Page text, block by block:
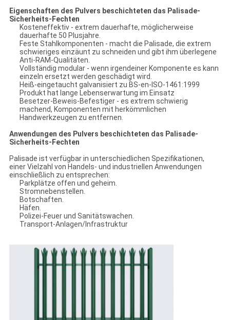
Eigenschaften des Pulvers beschichteten das Palisade-
Sicherheits-Fechten
Kosteneffektiv - extrem dauerhafte, möglicherweise
dauerhafte 50 Plusjahre.
Feste Stahlkomponenten - macht die Palisade, die extrem
schwieriges einzäunt zu schneiden und gibt ihm überlegene
Anti-RAM-Qualitäten.
Vollständig modular - wenn irgendeiner Komponente es kann
einzeln ersetzt werden geschädigt wird.
Heiß-eingetaucht galvanisiert zu BS-en-ISO-1461:1999
Produkt hat lange Lebenserwartung im Einsatz
Besetzer-Beweis-Befestiger - es extrem schwierig
machend, Komponenten mit herkömmlichen
Handwerkzeugen zu entfernen.
Anwendungen des Pulvers beschichteten das Palisade-
Sicherheits-Fechten
Palisade ist verfügbar in unterschiedlichen Spezifikationen,
einer Vielzahl von Handels- und industriellen Anwendungen
einschließlich zu entsprechen:
Parkplätze offen und geheim.
Stromnebenstellen.
Botschaften.
Häfen.
Polizei-Feuer und Sanitätswachen.
Transport-Anlagen/Infrastruktur